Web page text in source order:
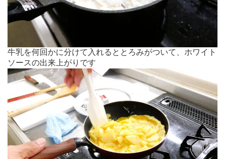
牛乳を何回かに分けて入れるととろみがついて、ホワイト
ソースの出来上がりです